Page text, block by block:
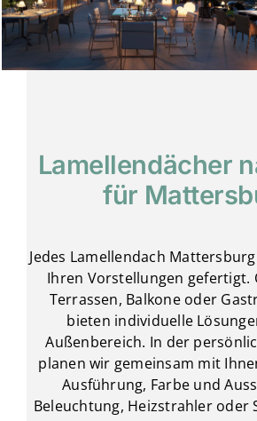
Lamellendächer
für
Jedes Lamellendach
Ihren Vorstellungen gefertigt.
Terrassen, Balkone oder
bieten individuelle
Außenbereich. In der
planen wir gemeinsam mit
Ausführung, Farbe und
Beleuchtung, Heizstrahler oder